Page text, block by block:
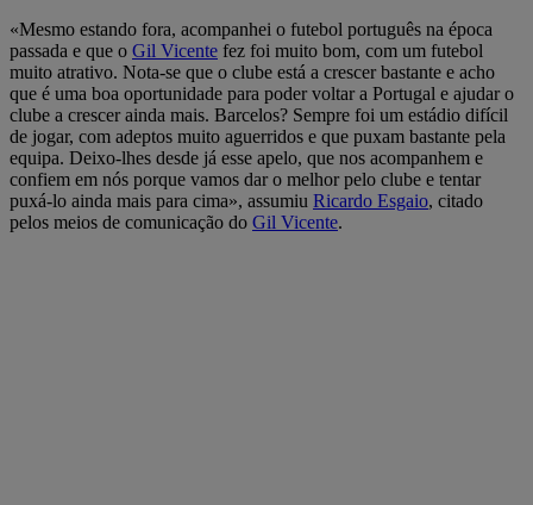
«Mesmo estando fora, acompanhei o futebol português na época
passada e que o Gil Vicente fez foi muito bom, com um futebol
muito atrativo. Nota-se que o clube está a crescer bastante e acho
que é uma boa oportunidade para poder voltar a Portugal e ajudar o
clube a crescer ainda mais. Barcelos? Sempre foi um estádio difícil
de jogar, com adeptos muito aguerridos e que puxam bastante pela
equipa. Deixo-lhes desde já esse apelo, que nos acompanhem e
confiem em nós porque vamos dar o melhor pelo clube e tentar
puxá-lo ainda mais para cima», assumiu Ricardo Esgaio, citado
pelos meios de comunicação do Gil Vicente.